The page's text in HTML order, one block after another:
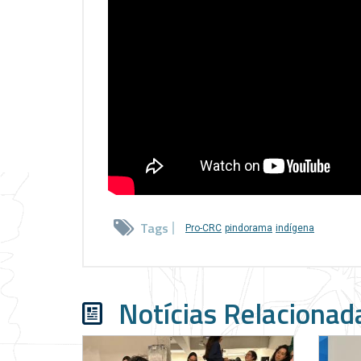
Tags Pro-CRC pindorama indígena
Notícias